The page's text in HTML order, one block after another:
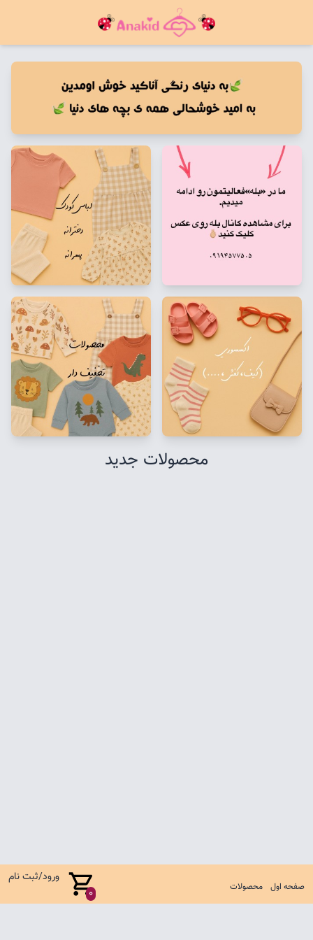
صفحه اول محصولات 0
ورود/ثبت نام
محصولات جدید